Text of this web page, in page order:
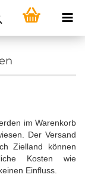
im Warenkorb
Der Versand
Zielland können
Kosten wie
Einfluss.